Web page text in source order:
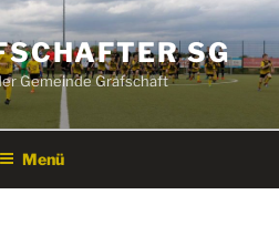
SG
Gemeinde Grafschaft
Menü